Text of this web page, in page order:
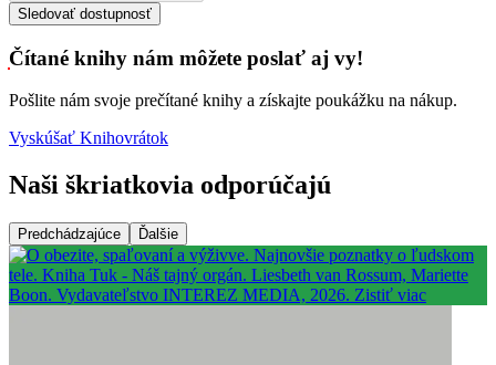
Sledovať dostupnosť
Čítané knihy nám môžete poslať aj vy!
Pošlite nám svoje prečítané knihy a získajte poukážku na nákup.
Vyskúšať Knihovrátok
Naši škriatkovia odporúčajú
Predchádzajúce Ďalšie